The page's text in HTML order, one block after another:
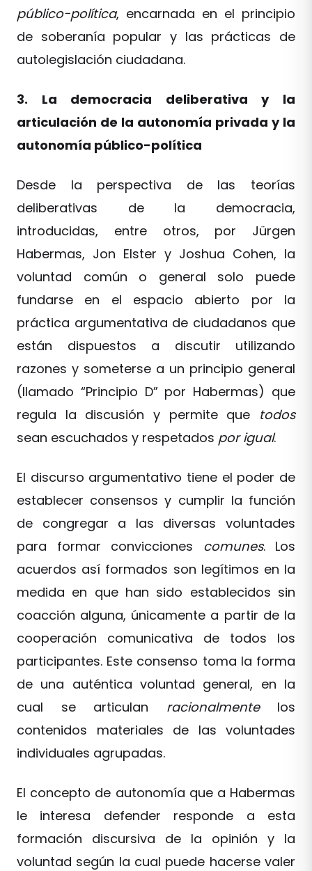
público-política, encarnada en el principio
de soberanía popular y las prácticas de
autolegislación ciudadana.
3. La democracia deliberativa y la
articulación de la autonomía privada y la
autonomía público-política
Desde la perspectiva de las teorías
deliberativas de la democracia,
introducidas, entre otros, por Jürgen
Habermas, Jon Elster y Joshua Cohen, la
voluntad común o general solo puede
fundarse en el espacio abierto por la
práctica argumentativa de ciudadanos que
están dispuestos a discutir utilizando
razones y someterse a un principio general
(llamado “Principio D” por Habermas) que
regula la discusión y permite que todos
sean escuchados y respetados por igual.
El discurso argumentativo tiene el poder de
establecer consensos y cumplir la función
de congregar a las diversas voluntades
para formar convicciones comunes. Los
acuerdos así formados son legítimos en la
medida en que han sido establecidos sin
coacción alguna, únicamente a partir de la
cooperación comunicativa de todos los
participantes. Este consenso toma la forma
de una auténtica voluntad general, en la
cual se articulan racionalmente los
contenidos materiales de las voluntades
individuales agrupadas.
El concepto de autonomía que a Habermas
le interesa defender responde a esta
formación discursiva de la opinión y la
voluntad según la cual puede hacerse valer